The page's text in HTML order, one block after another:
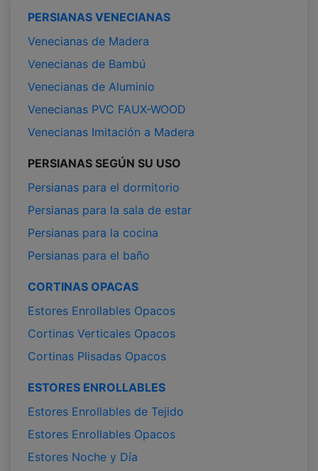
PERSIANAS VENECIANAS
Venecianas de Madera
Venecianas de Bambú
Venecianas de Aluminio
Venecianas PVC FAUX-WOOD
Venecianas Imitación a Madera
PERSIANAS SEGÚN SU USO
Persianas para el dormitorio
Persianas para la sala de estar
Persianas para la cocina
Persianas para el baño
CORTINAS OPACAS
Estores Enrollables Opacos
Cortinas Verticales Opacos
Cortinas Plisadas Opacos
ESTORES ENROLLABLES
Estores Enrollables de Tejido
Estores Enrollables Opacos
Estores Noche y Día